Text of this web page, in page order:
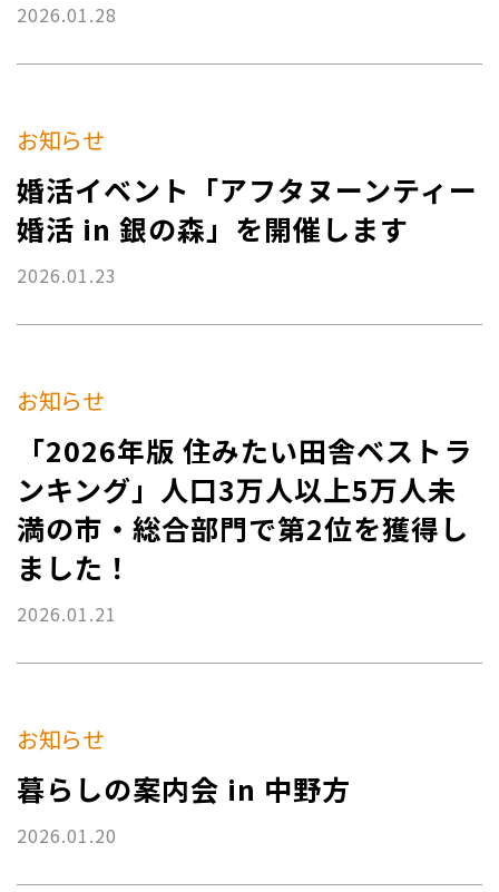
2026.01.28
お知らせ
婚活イベント「アフタヌーンティー
婚活 in 銀の森」を開催します
2026.01.23
お知らせ
「2026年版 住みたい⽥舎ベストラ
ンキング」人口3万人以上5万人未
満の市・総合部門で第2位を獲得し
ました！
2026.01.21
お知らせ
暮らしの案内会 in 中野方
2026.01.20